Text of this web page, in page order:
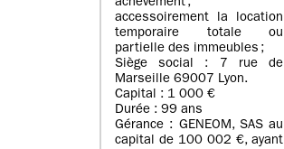
achèvement ;
accessoirement la location
temporaire totale ou
partielle des immeubles ;
Siège social : 7 rue de
Marseille 69007 Lyon.
Capital : 1 000 €
Durée : 99 ans
Gérance : GENEOM, SAS au
capital de 100 002 €, ayant